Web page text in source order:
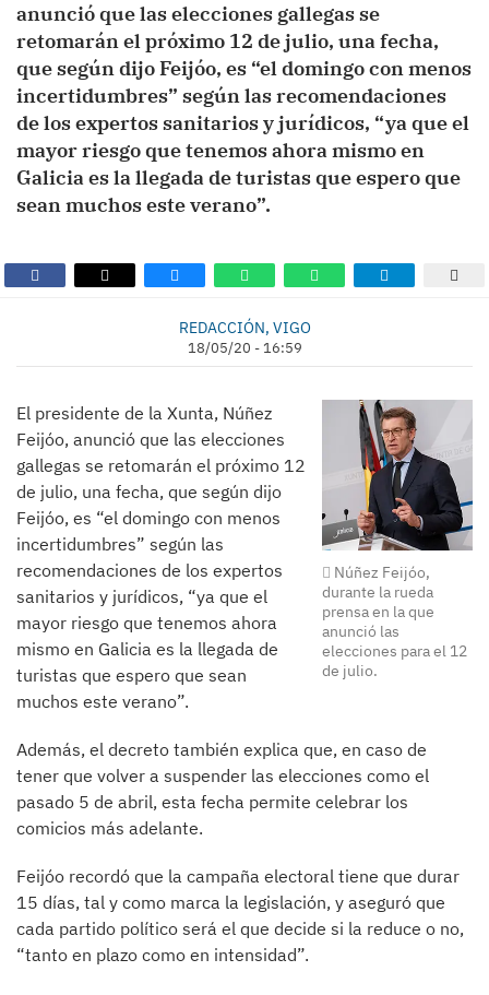
anunció que las elecciones gallegas se
retomarán el próximo 12 de julio, una fecha,
que según dijo Feijóo, es “el domingo con menos
incertidumbres” según las recomendaciones
de los expertos sanitarios y jurídicos, “ya que el
mayor riesgo que tenemos ahora mismo en
Galicia es la llegada de turistas que espero que
sean muchos este verano”.
REDACCIÓN, VIGO
18/05/20 - 16:59
Núñez Feijóo,
durante la rueda
prensa en la que
anunció las
elecciones para el 12
de julio.
El presidente de la Xunta, Núñez
Feijóo, anunció que las elecciones
gallegas se retomarán el próximo 12
de julio, una fecha, que según dijo
Feijóo, es “el domingo con menos
incertidumbres” según las
recomendaciones de los expertos
sanitarios y jurídicos, “ya que el
mayor riesgo que tenemos ahora
mismo en Galicia es la llegada de
turistas que espero que sean
muchos este verano”.
Además, el decreto también explica que, en caso de
tener que volver a suspender las elecciones como el
pasado 5 de abril, esta fecha permite celebrar los
comicios más adelante.
Feijóo recordó que la campaña electoral tiene que durar
15 días, tal y como marca la legislación, y aseguró que
cada partido político será el que decide si la reduce o no,
“tanto en plazo como en intensidad”.